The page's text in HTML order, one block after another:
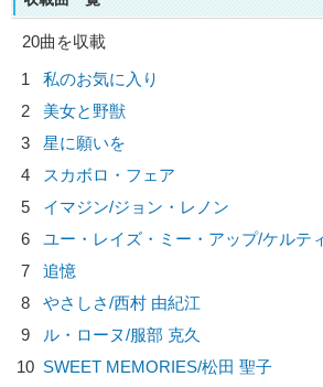
20曲を収載
1
私のお気に入り
2
美女と野獣
3
星に願いを
4
スカボロ・フェア
5
イマジン/ジョン・レノン
6
ユー・レイズ・ミー・アップ/ケルテ
7
追憶
8
やさしさ/西村 由紀江
9
ル・ローヌ/服部 克久
10 SWEET MEMORIES/松田 聖子